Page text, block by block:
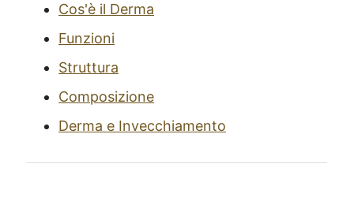
Cos'è il Derma
Funzioni
Struttura
Composizione
Derma e Invecchiamento